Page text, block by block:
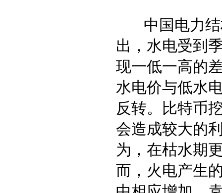
中国电力结
出，水电受到
现一低一高的
水电价与低水
反转。比特币
会造成较大的
为，在枯水期
而，火电产生